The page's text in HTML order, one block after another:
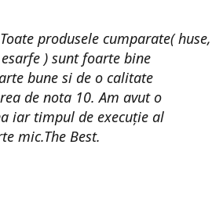
produsele cumparate( huse,
) sunt foarte bine
bune si de o calitate
de nota 10. Am avut o
iar timpul de execuție al
mic.The Best.